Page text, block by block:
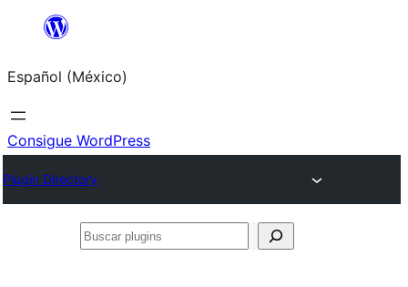
Saltar
contenido
Español (México)
Consigue WordPress
Plugin Directory
Buscar